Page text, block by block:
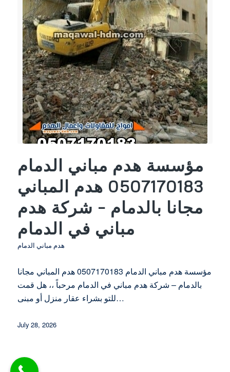
مؤسسة هدم مباني الدمام
0507170183 هدم المباني
مجانا بالدمام – شركة هدم
مباني في الدمام
هدم مباني الدمام
مؤسسة هدم مباني الدمام 0507170183 هدم المباني مجانا
بالدمام – شركة هدم مباني في الدمام مرحباً ،، هل قمت
للتو بشراء عقار منزل أو مبنى…
July 28, 2026